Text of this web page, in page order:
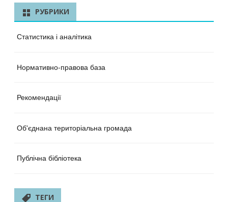
РУБРИКИ
Статистика і аналітика
Нормативно-правова база
Рекомендації
Об'єднана територіальна громада
Публічна бібліотека
ТЕГИ